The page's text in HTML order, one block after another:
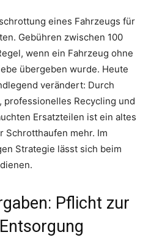
eines Fahrzeugs für
Gebühren zwischen 100
wenn ein Fahrzeug ohne
übergeben wurde. Heute
verändert: Durch
Recycling und
Ersatzteilen ist ein altes
Schrotthaufen mehr. Im
Strategie lässt sich beim
Pflicht zur